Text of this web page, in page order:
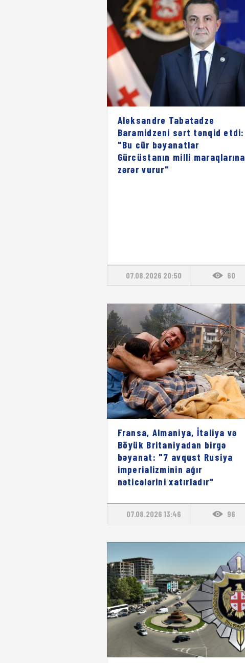
Aleksandre Tabatadze
Baramidzeni sərt tənqid etdi:
"Bu cür bəyanatlar
Gürcüstanın milli maraqlarına
zərər vurur"
07.08.2026 20:50 60
Fransa, Almaniya, İtaliya və
Böyük Britaniyadan birgə
bəyanat: "7 avqust Rusiya
imperializminin ağır
nəticələrini xatırladır"
07.08.2026 13:46 96